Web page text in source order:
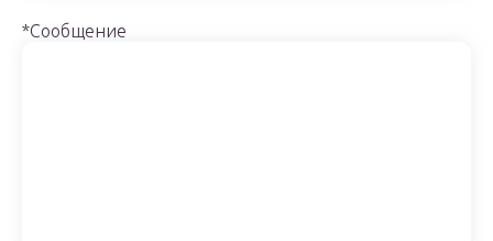
*Сообщение